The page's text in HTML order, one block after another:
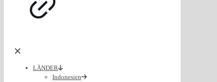
✕
LÄNDER
Indonesien